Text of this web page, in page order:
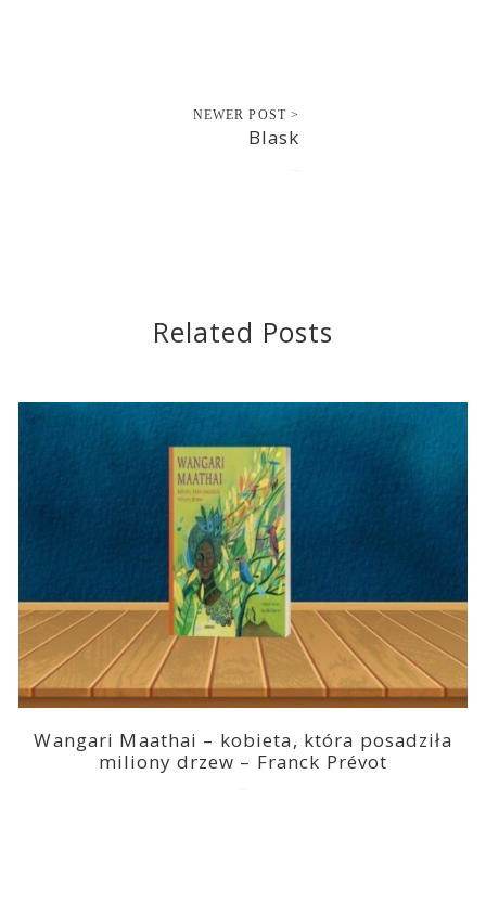
NEWER POST >
Blask
Related Posts
Wangari Maathai – kobieta, która posadziła
miliony drzew – Franck Prévot